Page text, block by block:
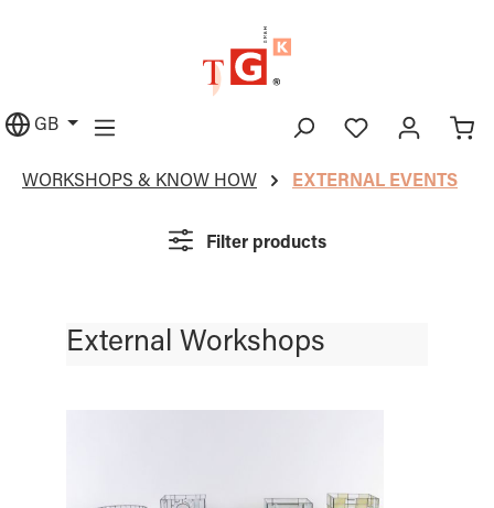
GB
WORKSHOPS & KNOW HOW EXTERNAL EVENTS
Filter products
External Workshops